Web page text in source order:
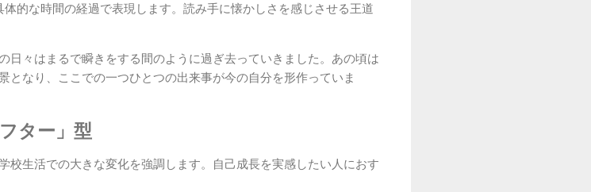
体的な時間の経過で表現します。読み手に懐かしさを感じさせる王道
日々はまるで瞬きをする間のように過ぎ去っていきました。あの頃は
となり、ここでの一つひとつの出来事が今の自分を形作っていま
ター」型
校生活での大きな変化を強調します。自己成長を実感したい人におす